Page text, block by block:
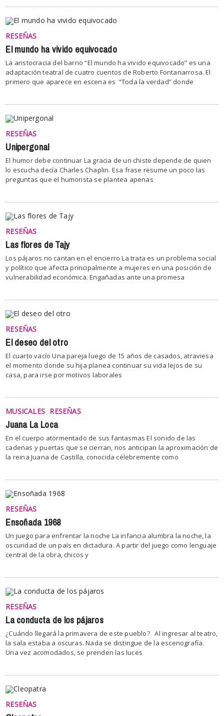
RESEÑAS
El mundo ha vivido equivocado
La aristocracia del barrio “El mundo ha vivido equivocado” es una
adaptación teatral de cuatro cuentos de Roberto Fontanarrosa. El
primero que aparece en escena es “Toda la verdad” donde
RESEÑAS
Unipergonal
El humor debe continuar La gracia de un chiste depende de quien
lo escucha decía Charles Chaplin. Esa frase resume un poco las
preguntas que el humorista se plantea apenas
RESEÑAS
Las flores de Tajy
Los pájaros no cantan en el encierro La trata es un problema social
y político que afecta principalmente a mujeres en una posición de
vulnerabilidad económica. Engañadas ante una promesa
RESEÑAS
El deseo del otro
El cuarto vacío Una pareja luego de 15 años de casados, atraviesa
el momento donde su hija planea continuar su vida lejos de su
casa, para irse por motivos laborales
MUSICALES RESEÑAS
Juana La Loca
En el cuerpo atormentado de sus fantasmas El sonido de las
cadenas y puertas que se cierran, nos anticipan la aproximación de
la reina Juana de Castilla, conocida célebremente como
RESEÑAS
Ensoñada 1968
Un juego para enfrentar la noche La infancia alumbra la noche, la
oscuridad de un país en dictadura. A partir del juego como lenguaje
central de la obra, chicos y
RESEÑAS
La conducta de los pájaros
¿Cuándo llegará la primavera de este pueblo? Al ingresar al teatro,
la sala estaba a oscuras. Nada se distingue de la escenografía.
Una vez acomodados, se prenden las luces
RESEÑAS